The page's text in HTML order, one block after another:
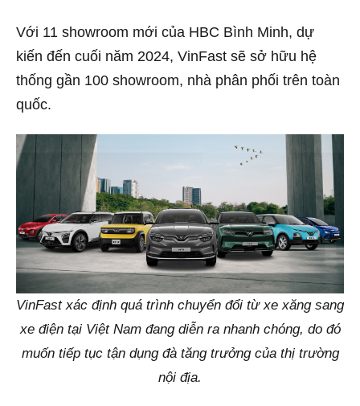
Với 11 showroom mới của HBC Bình Minh, dự
kiến đến cuối năm 2024, VinFast sẽ sở hữu hệ
thống gần 100 showroom, nhà phân phối trên toàn
quốc.
VinFast xác định quá trình chuyển đổi từ xe xăng sang
xe điện tại Việt Nam đang diễn ra nhanh chóng, do đó
muốn tiếp tục tận dụng đà tăng trưởng của thị trường
nội địa.